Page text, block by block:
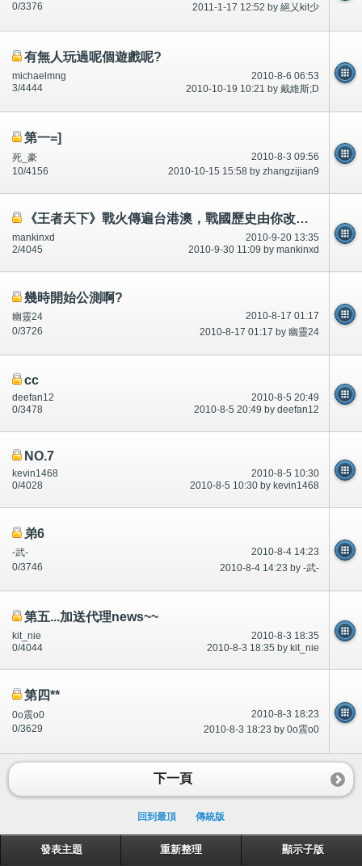
2011-1-17 12:52 by 絕乂kit少
0/3376
有無人玩過呢個遊戲呢?
2010-8-6 06:53
michaelmng
2010-10-19 10:21 by 戴維斯;D
3/4444
第一=]
2010-8-3 09:56
死_豪
2010-10-15 15:58 by zhangzijian9
10/4156
《王者天下》戰火傳遍台港澳，戰國歷史由你改寫。
2010-9-20 13:35
mankinxd
2010-9-30 11:09 by mankinxd
2/4045
幾時開始公測啊?
2010-8-17 01:17
幽靈24
2010-8-17 01:17 by 幽靈24
0/3726
cc
2010-8-5 20:49
deefan12
2010-8-5 20:49 by deefan12
0/3478
NO.7
2010-8-5 10:30
kevin1468
2010-8-5 10:30 by kevin1468
0/4028
弟6
2010-8-4 14:23
-武-
2010-8-4 14:23 by -武-
0/3746
第五...加送代理news~~
2010-8-3 18:35
kit_nie
2010-8-3 18:35 by kit_nie
0/4044
第四**
2010-8-3 18:23
0o震o0
2010-8-3 18:23 by 0o震o0
0/3629
下一頁
回到最頂 傳統版
發表主題 重新整理 顯示子版